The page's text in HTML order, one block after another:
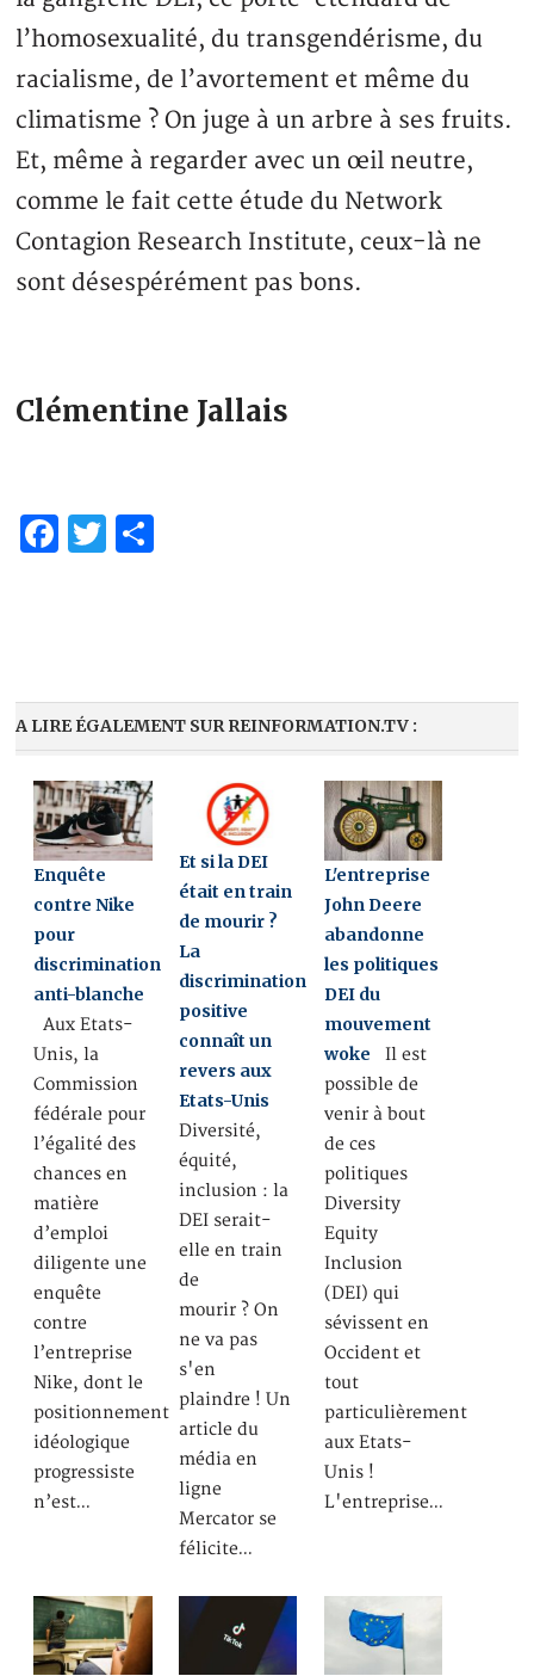
l’homosexualité, du transgendérisme, du
racialisme, de l’avortement et même du
climatisme ? On juge à un arbre à ses fruits.
Et, même à regarder avec un œil neutre,
comme le fait cette étude du Network
Contagion Research Institute, ceux-là ne
sont désespérément pas bons.
Clémentine Jallais
Facebook
Twitter
A LIRE ÉGALEMENT SUR REINFORMATION.TV :
Enquête
contre Nike
pour
discrimination
anti-blanche
Aux Etats-
Unis, la
Commission
fédérale pour
l’égalité des
chances en
matière
d’emploi
diligente une
enquête
contre
l’entreprise
Nike, dont le
positionnement
idéologique
progressiste
n’est…
Et si la DEI
était en train
de mourir ?
La
discrimination
positive
connaît un
revers aux
Etats-Unis
Diversité,
équité,
inclusion : la
DEI serait-
elle en train
de
mourir ? On
ne va pas
s'en
plaindre ! Un
article du
média en
ligne
Mercator se
félicite…
L'entreprise
John Deere
abandonne
les politiques
DEI du
mouvement
woke Il est
possible de
venir à bout
de ces
politiques
Diversity
Equity
Inclusion
(DEI) qui
sévissent en
Occident et
tout
particulièrement
aux Etats-
Unis !
L'entreprise…